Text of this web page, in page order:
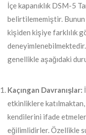
İçe kapanıklık DSM-5
belirtilememiştir. Bunun
kişiden kişiye farklılık
genellikle aşağıdaki
Kaçıngan Davranışlar:
etkinliklere
kendilerini ifade
eğilimlidirler. Özellikle